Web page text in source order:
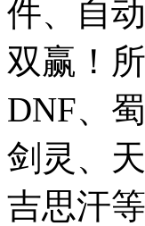
件、自
双赢！
DNF、
剑灵、
吉思汗